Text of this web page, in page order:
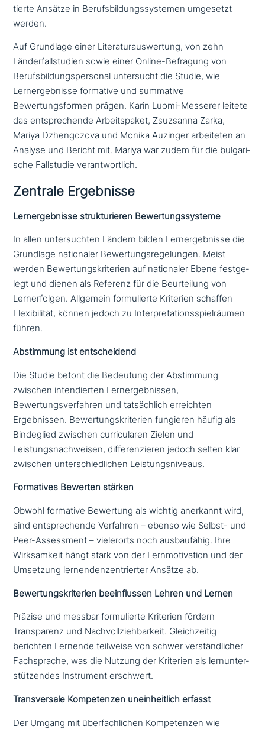
tier­te Ansätze in Berufsbildungssystemen umgesetzt
werden.
Auf Grundlage einer Literaturauswertung, von zehn
Länderfallstudien sowie einer Online-Befragung von
Berufsbildungspersonal unter­sucht die Studie, wie
Lernergebnisse formative und summative
Bewertungsformen prägen. Karin Luomi-Messerer leitete
das ent­spre­chen­de Arbeitspaket, Zsuzsanna Zarka,
Mariya Dzhengozova und Monika Auzinger arbei­te­ten an
Analyse und Bericht mit. Mariya war zudem für die bul­ga­ri­
sche Fallstudie verantwortlich.
Zentrale Ergebnisse
Lernergebnisse struk­tu­rie­ren Bewertungssysteme
In allen unter­such­ten Ländern bilden Lernergebnisse die
Grundlage natio­na­ler Bewertungsregelungen. Meist
werden Bewertungskriterien auf natio­na­ler Ebene fest­ge­
legt und dienen als Referenz für die Beurteilung von
Lernerfolgen. Allgemein for­mu­lier­te Kriterien schaffen
Flexibilität, können jedoch zu Interpretationsspielräumen
führen.
Abstimmung ist ent­schei­dend
Die Studie betont die Bedeutung der Abstimmung
zwischen inten­dier­ten Lernergebnissen,
Bewertungsverfahren und tat­säch­lich erreich­ten
Ergebnissen. Bewertungskriterien fungieren häufig als
Bindeglied zwischen cur­ri­cu­la­ren Zielen und
Leistungsnachweisen, dif­fe­ren­zie­ren jedoch selten klar
zwischen unter­schied­li­chen Leistungsniveaus.
Formatives Bewerten stärken
Obwohl formative Bewertung als wichtig anerkannt wird,
sind ent­spre­chen­de Verfahren – ebenso wie Selbst- und
Peer-Assessment – vie­ler­orts noch aus­bau­fä­hig. Ihre
Wirksamkeit hängt stark von der Lernmotivation und der
Umsetzung ler­nen­den­zen­trier­ter Ansätze ab.
Bewertungskriterien beein­flus­sen Lehren und Lernen
Präzise und messbar for­mu­lier­te Kriterien fördern
Transparenz und Nachvollziehbarkeit. Gleichzeitig
berichten Lernende teilweise von schwer ver­ständ­li­cher
Fachsprache, was die Nutzung der Kriterien als lern­un­ter­
stüt­zen­des Instrument erschwert.
Transversale Kompetenzen unein­heit­lich erfasst
Der Umgang mit über­fach­li­chen Kompetenzen wie